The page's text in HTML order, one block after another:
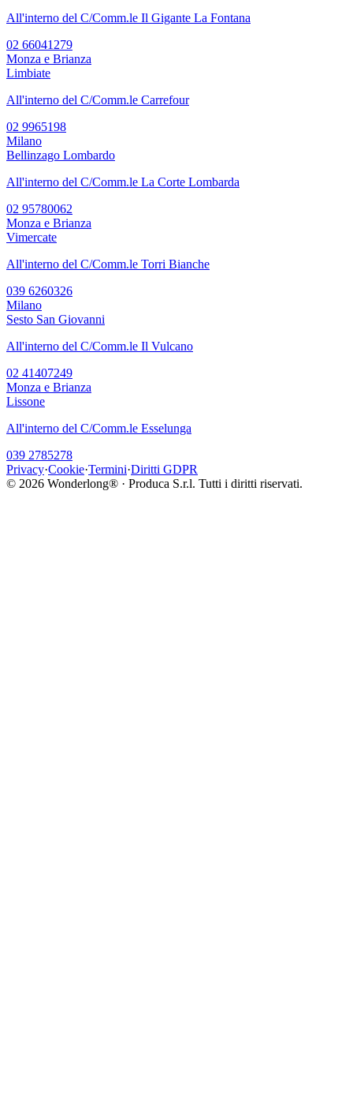
All'interno del C/Comm.le Il Gigante La Fontana
02 66041279
Monza e Brianza
Limbiate
All'interno del C/Comm.le Carrefour
02 9965198
Milano
Bellinzago Lombardo
All'interno del C/Comm.le La Corte Lombarda
02 95780062
Monza e Brianza
Vimercate
All'interno del C/Comm.le Torri Bianche
039 6260326
Milano
Sesto San Giovanni
All'interno del C/Comm.le Il Vulcano
02 41407249
Monza e Brianza
Lissone
All'interno del C/Comm.le Esselunga
039 2785278
Privacy·Cookie·Termini·Diritti GDPR
© 2026 Wonderlong® · Produca S.r.l. Tutti i diritti riservati.